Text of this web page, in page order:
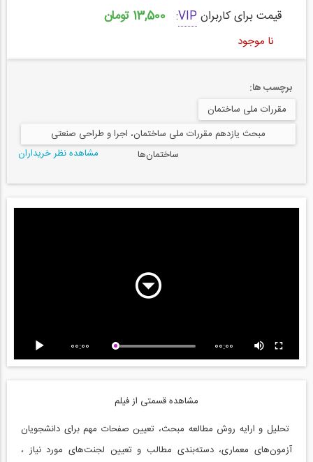
قیمت برای کاربران VIP
: 13,500 تومان
نا موجود
برچسب ها:
مقررات ملی ساختمان
مبحث یازدهم مقررات ملی ساختمان، اجرا و طراحی صنعتی
ساختمان‌ها
مشاهده نظر خریداران
00:00 00:00
مشاهده قسمتی از فیلم
تحلیل و ارایه روش مطالعه مبحث، تعیین صفحات مهم برای دانشجویان
آزمون‌های معماری، دسته‌بندی مطالب و تعیین لجنت‌های مورد نیاز ،